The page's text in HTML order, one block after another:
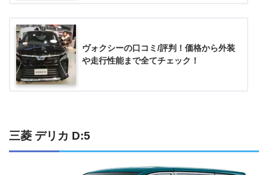
ヴォクシーの口コミ/評判！価格から外装
や走行性能まで全てチェック！
三菱 デリカ D:5